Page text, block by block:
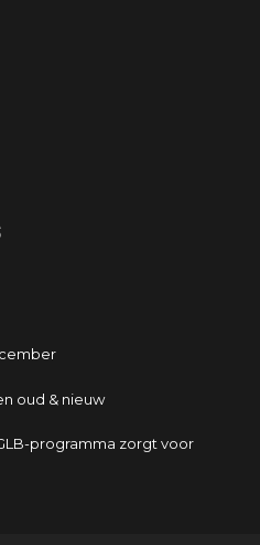
oud & nieuw
programma zorgt voor